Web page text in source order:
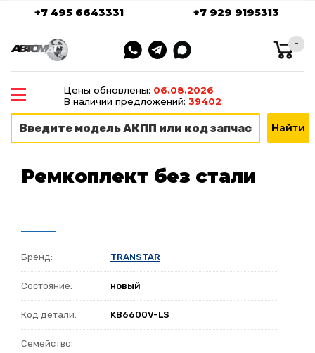
+7 495 6643331 +7 929 9195313
-
Цены обновлены: 06.08.2026
В наличии предложений: 39402
Ремкоплект без стали
Бренд: TRANSTAR
Состояние: новый
Код детали: KB6600V-LS
Семейство: